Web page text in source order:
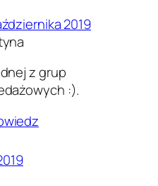
2019
z grup
:).